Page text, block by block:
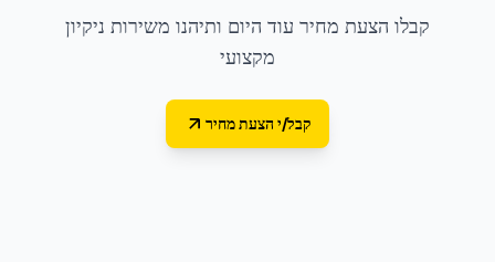
קבלו הצעת מחיר עוד היום ותיהנו משירות ניקיון
מקצועי
קבל/י הצעת מחיר